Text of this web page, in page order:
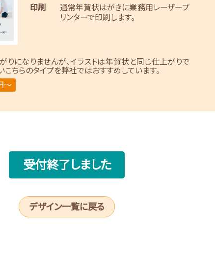
印刷
通常年賀状はがきに業務用レーザープ
リンターで印刷します。
りになりませんが、イラストは年賀状と同じ仕上がりで
ちらのタイプを弊社ではおすすめしています。
～
受付終了しました
デザイン一覧に戻る